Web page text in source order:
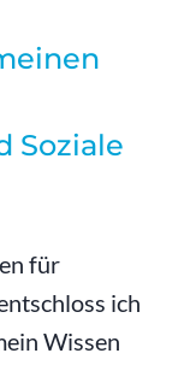
Soziale
für
ich
Wissen